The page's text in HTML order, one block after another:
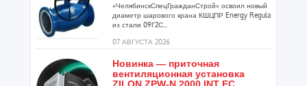
«ЧелябинскСпецГражданСтрой» освоил новый
диаметр шарового крана КШЦПР Energy Regula
из стали 09Г2С...
07 АВГУСТА 2026
Новинка — приточная
вентиляционная установка
ZILON ZPW-N 2000 INT EC